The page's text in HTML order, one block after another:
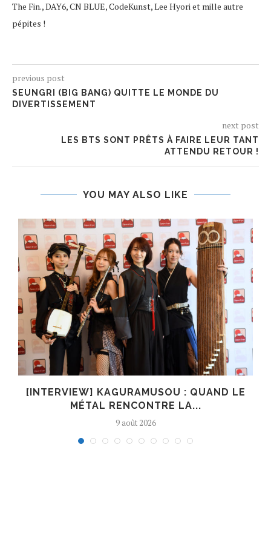
The Fin., DAY6, CN BLUE, CodeKunst, Lee Hyori et mille autre
pépites !
previous post
SEUNGRI (BIG BANG) QUITTE LE MONDE DU
DIVERTISSEMENT
next post
LES BTS SONT PRÊTS À FAIRE LEUR TANT
ATTENDU RETOUR !
YOU MAY ALSO LIKE
[INTERVIEW] KAGURAMUSOU : QUAND LE
MÉTAL RENCONTRE LA...
9 août 2026